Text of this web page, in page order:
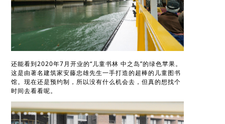
还能看到2020年7月开业的“儿童书林 中之岛”的绿色苹果。
这是由著名建筑家安藤忠雄先生一手打造的超棒的儿童图书
馆。现在还是预约制，所以没有什么机会去，但真的想找个
时间去看看呢。